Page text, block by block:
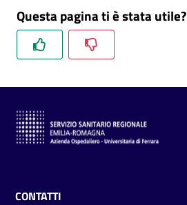
Questa pagina ti è stata utile?
CONTATTI